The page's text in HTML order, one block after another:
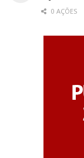
0 AÇÕES